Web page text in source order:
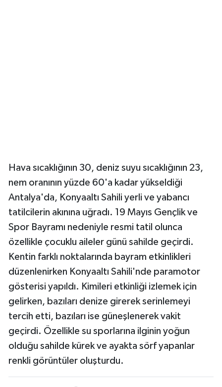
Hava sıcaklığının 30, deniz suyu sıcaklığının 23,
nem oranının yüzde 60'a kadar yükseldiği
Antalya'da, Konyaaltı Sahili yerli ve yabancı
tatilcilerin akınına uğradı. 19 Mayıs Gençlik ve
Spor Bayramı nedeniyle resmi tatil olunca
özellikle çocuklu aileler günü sahilde geçirdi.
Kentin farklı noktalarında bayram etkinlikleri
düzenlenirken Konyaaltı Sahili'nde paramotor
gösterisi yapıldı. Kimileri etkinliği izlemek için
gelirken, bazıları denize girerek serinlemeyi
tercih etti, bazıları ise güneşlenerek vakit
geçirdi. Özellikle su sporlarına ilginin yoğun
olduğu sahilde kürek ve ayakta sörf yapanlar
renkli görüntüler oluşturdu.